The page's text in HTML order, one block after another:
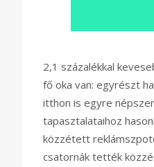
2,1 százalékkal
fő oka van: egyrészt
itthon is egyre
tapasztalataihoz
közzétett
csatornák tették